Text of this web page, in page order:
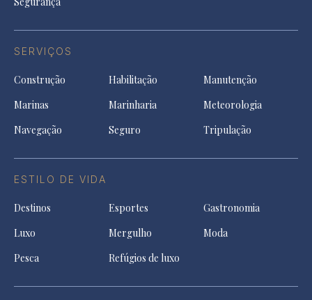
SERVIÇOS
Construção Habilitação
Manutenção
Marinas
Marinharia
Meteorologia
Navegação
Seguro Tripulação
ESTILO DE VIDA
Destinos Esportes
Gastronomia
Luxo
Mergulho
Moda
Pesca
Refúgios de luxo